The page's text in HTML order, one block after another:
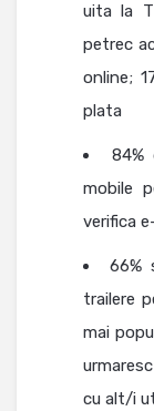
uita la
petrec
online;
plata
84%
mobile
verifica
66%
trailere
mai
cu alt/i